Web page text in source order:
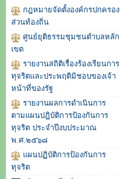
กฎหมายจัดตั้งองค์กรปกครอง
ส่วนท้องถิ่น
ศูนย์ยุติธรรมชุมชนตำบลหลัก
เขต
รายงานสถิติเรื่องร้องเรียนการ
ทุจริตและประพฤติมิชอบของเจ้า
หน้าที่ของรัฐ
รายงานผลการดำเนินการ
ตามแผนปฎิบัติการป้องกันการ
ทุจริต ประจำปีงบประมาณ
พ.ศ.๒๕๖๘
แผนปฏิบัติการป้องกันการ
ทุจริต